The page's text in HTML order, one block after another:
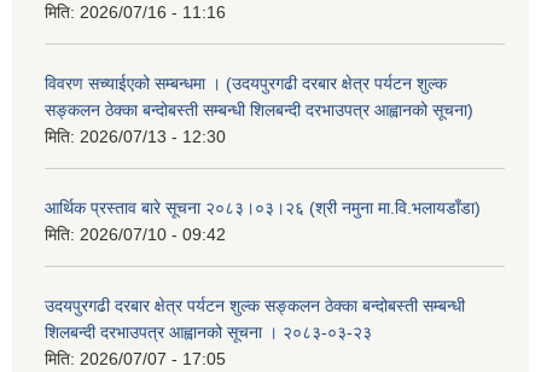
मिति: 2026/07/16 - 11:16
विवरण सच्याईएको सम्बन्धमा । (उदयपुरगढी दरबार क्षेत्र पर्यटन शुल्क
सङ्कलन ठेक्का बन्दोबस्ती सम्बन्धी शिलबन्दी दरभाउपत्र आह्वानको सूचना)
मिति: 2026/07/13 - 12:30
आर्थिक प्रस्ताव बारे सूचना २०८३।०३।२६ (श्री नमुना मा.वि.भलायडाँडा)
मिति: 2026/07/10 - 09:42
उदयपुरगढी दरबार क्षेत्र पर्यटन शुल्क सङ्कलन ठेक्का बन्दोबस्ती सम्बन्धी
शिलबन्दी दरभाउपत्र आह्वानको सूचना । २०८३-०३-२३
मिति: 2026/07/07 - 17:05